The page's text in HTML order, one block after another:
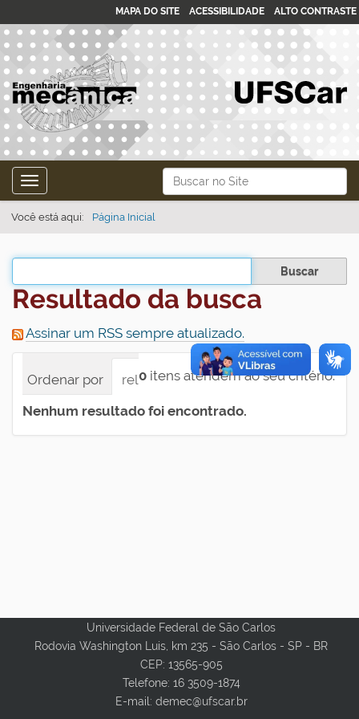
Busca
Busca Avançada…
MAPA DO SITE ACESSIBILIDADE ALTO CONTRASTE
Toggle navigation
Você está aqui: Página Inicial
Filtrar os resultados
Resultado da busca
Assinar um RSS sempre atualizado.
0 itens atendem ao seu critério.
Ordenar por relevância
data (mais recente
Nenhum resultado foi encontrado.
Universidade Federal de São Carlos
Rodovia Washington Luis, km 235 - São Carlos - SP - BR
CEP: 13565-905
Telefone: 16 3509-1874
E-mail: demec@ufscar.br